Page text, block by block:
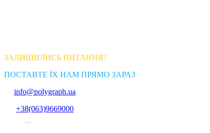
ЗАЛИШИЛИСЬ ПИТАННЯ?
ПОСТАВТЕ ЇХ НАМ ПРЯМО ЗАРАЗ
info@polygraph.ua
+38(063)9669000